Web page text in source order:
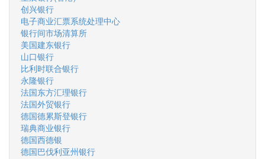
创兴银行
电子商业汇票系统处理中心
银行间市场清算所
美国建东银行
山口银行
比利时联合银行
永隆银行
法国东方汇理银行
法国外贸银行
德国德累斯登银行
瑞典商业银行
德国西德银
德国巴伐利亚州银行